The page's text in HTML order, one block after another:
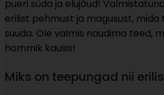
pueri süda ja elujõud!
erilist pehmust ja magusust, mida
suuda. Ole valmis naudima teed,
hommik kausis!
Miks on teepungad nii